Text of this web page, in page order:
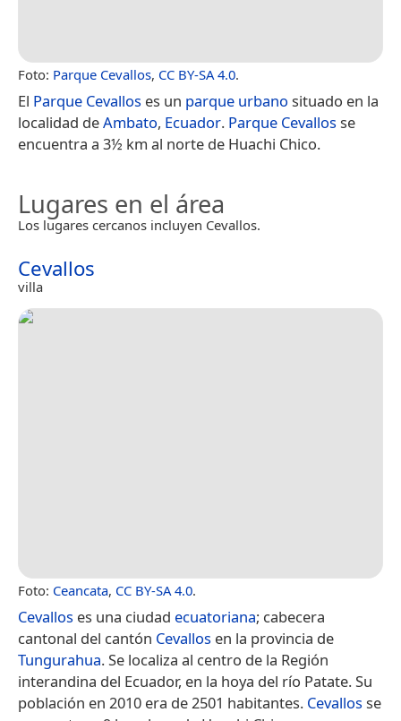
Foto: Parque Cevallos, CC BY-SA 4.0.
El Parque Cevallos es un parque urbano situado en la
localidad deAmbato, Ecuador. Parque Cevallosse
encuentra a 3½ km al norte de Huachi Chico.
Lugares en el área
Los lugares cercanos incluyen Cevallos.
Cevallos
villa
Foto: Ceancata, CC BY-SA 4.0.
Cevallos es una ciudad ecuatoriana; cabecera
cantonal del cantón Cevallos en la provincia de
Tungurahua. Se localiza al centro de la Región
interandina del Ecuador, en la hoya del río Patate. Su
población en 2010 era de 2501 habitantes. Cevallosse